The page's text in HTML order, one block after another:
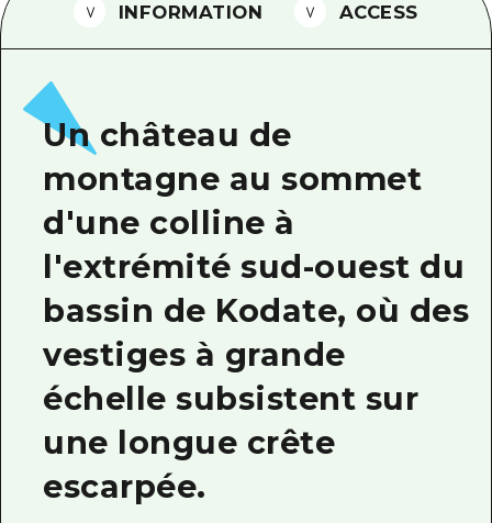
FAQ
Téléchargement de Photos
Informations sur le transport en
Brochure touristique
INFORMATION ACCESS
Un château de
montagne au sommet
d'une colline à
l'extrémité sud-ouest du
bassin de Kodate, où des
vestiges à grande
échelle subsistent sur
une longue crête
escarpée.